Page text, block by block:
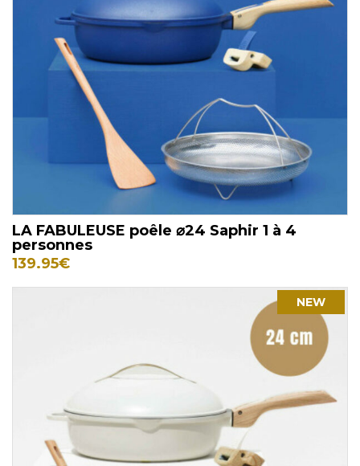
LA FABULEUSE poêle ⌀24 Saphir 1 à 4
personnes
139.95€
NEW